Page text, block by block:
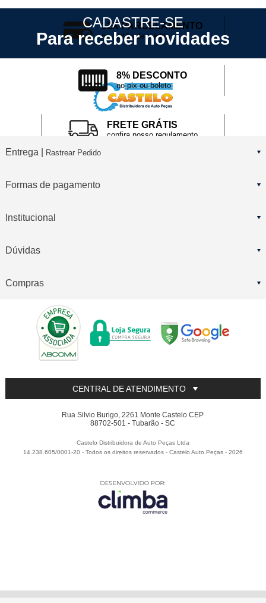
12X PARCELAMENTO
no cartão de crédito
8% DESCONTO
no pix ou boleto
FRETE GRÁTIS
confira nosso regulamento
CADASTRE-SE
Para receber novidades
Entrega | Rastrear Pedido
Formas de pagamento
Institucional
Dúvidas
Compras
CENTRAL DE ATENDIMENTO
Rua Silvio Burigo, 2261 Monte Castelo CEP
88702-501 - Tubarão - SC
Castelo Distribuidora de Auto Peças Ltda
14.238.605/0001-20 - Todos os direitos reservados -Castelo Auto Peças -2026